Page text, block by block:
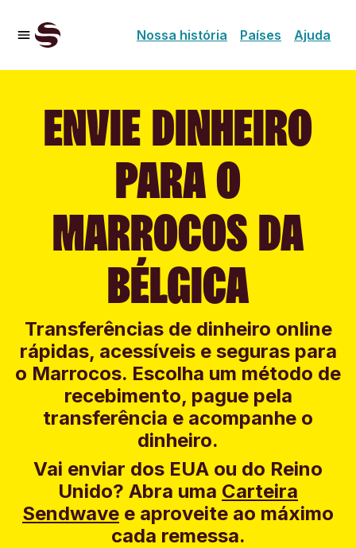
Nossa história Países Ajuda
ENVIE DINHEIRO
PARA O
MARROCOS DA
BÉLGICA
Transferências de dinheiro online
rápidas, acessíveis e seguras para
o Marrocos. Escolha um método de
recebimento, pague pela
transferência e acompanhe o
dinheiro.
Vai enviar dos EUA ou do Reino
Unido? Abra uma Carteira
Sendwave e aproveite ao máximo
cada remessa.